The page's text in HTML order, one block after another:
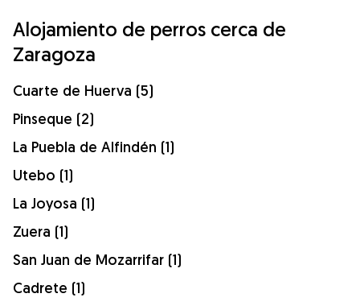
Alojamiento de perros cerca de
Zaragoza
Cuarte de Huerva (5)
Pinseque (2)
La Puebla de Alfindén (1)
Utebo (1)
La Joyosa (1)
Zuera (1)
San Juan de Mozarrifar (1)
Cadrete (1)